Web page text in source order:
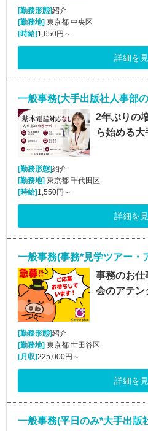
[勤務形態]紹介
[勤務地] 東京都 中央区
[時給] 1,650円～
詳細を
一般事務(大手出版社人事部
2年ぶりの
ら始める
[勤務形態]紹介
[勤務地]東京都 千代田区
[時給]1,550円～
詳細を
一般事務(事務*見学ツアー・
事務のお仕
会のアテ
[勤務形態]紹介
[勤務地]東京都 世田谷区
[月収]225,000円～
詳細を
一般事務(平日のみ*大手出版